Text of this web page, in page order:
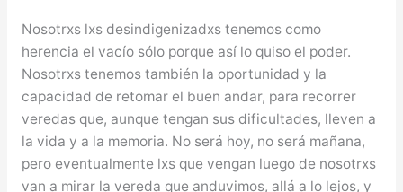
Nosotrxs lxs desindigenizadxs tenemos como
herencia el vacío sólo porque así lo quiso el poder.
Nosotrxs tenemos también la oportunidad y la
capacidad de retomar el buen andar, para recorrer
veredas que, aunque tengan sus dificultades, lleven a
la vida y a la memoria. No será hoy, no será mañana,
pero eventualmente lxs que vengan luego de nosotrxs
van a mirar la vereda que anduvimos, allá a lo lejos, y